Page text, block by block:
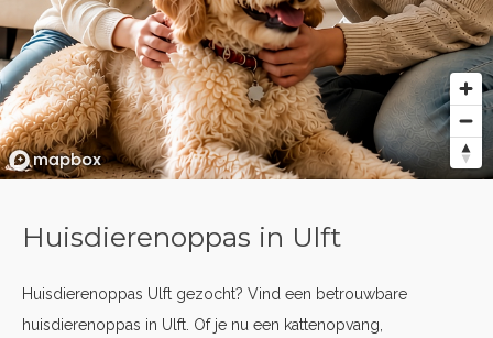
Huisdierenoppas in Ulft
Huisdierenoppas Ulft gezocht? Vind een betrouwbare
huisdierenoppas in Ulft. Of je nu een kattenopvang,